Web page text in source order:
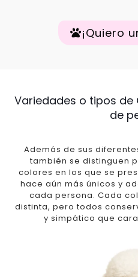
¡Quiero
Variedades o tipos de
de
Además de sus
también se distinguen
colores en los que se
hace aún más únicos y
cada persona. Cada
distinta, pero todos
y simpático que